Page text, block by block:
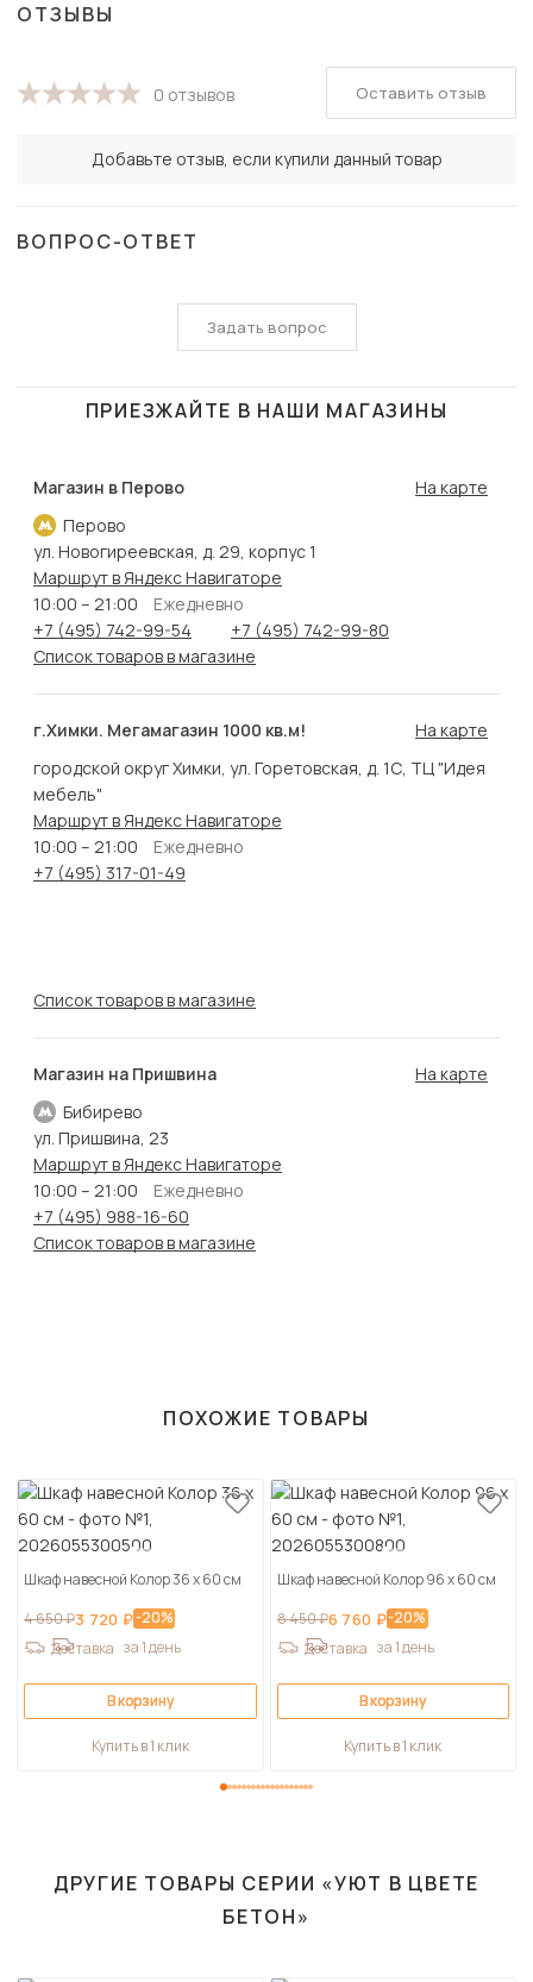
ОТЗЫВЫ
0 отзывов
Добавьте отзыв, если купили данный товар
Оставить отзыв
ВОПРОС-ОТВЕТ
Задать вопрос
ПРИЕЗЖАЙТЕ В НАШИ МАГАЗИНЫ
Магазин в Перово
Перово
На карте
ул. Новогиреевская, д. 29, корпус 1
Маршрут в Яндекс Навигаторе
10:00 – 21:00
Ежедневно
+7 (495) 742-99-54
+7 (495) 742-99-80
Список товаров в магазине
г.Химки. Мегамагазин 1000 кв.м!
На карте
городской округ Химки, ул. Горетовская, д. 1С, ТЦ "Идея
мебель"
Маршрут в Яндекс Навигаторе
10:00 – 21:00
Ежедневно
+7 (495) 317-01-49
Список товаров в магазине
Магазин на Пришвина
Бибирево
На карте
ул. Пришвина, 23
Маршрут в Яндекс Навигаторе
10:00 – 21:00
Ежедневно
+7 (495) 988-16-60
Список товаров в магазине
ПОХОЖИЕ ТОВАРЫ
Шкаф навесной Колор 36 х 60 см
4 650 ₽3 720 ₽-20%
Доставка за 1 день
В корзину
Купить в 1 клик
Шкаф навесной Колор 96 х 60 см
8 450 ₽6 760 ₽-20%
Доставка за 1 день
В корзину
Купить в 1 клик
ДРУГИЕ ТОВАРЫ СЕРИИ «УЮТ В ЦВЕТЕ
БЕТОН»